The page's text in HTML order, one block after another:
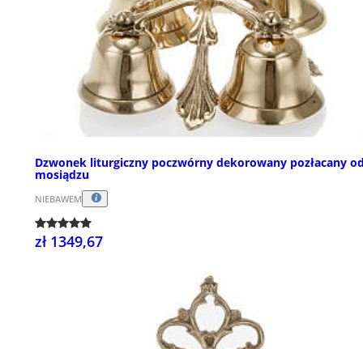
Dzwonek liturgiczny poczwórny dekorowany pozłacany
mosiądzu
NIEBAWEM
zł 1349,67